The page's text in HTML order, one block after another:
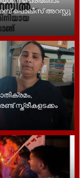
പൊലീസ് അറസ്റ്റു
സ്ത്രീകളടക്കം